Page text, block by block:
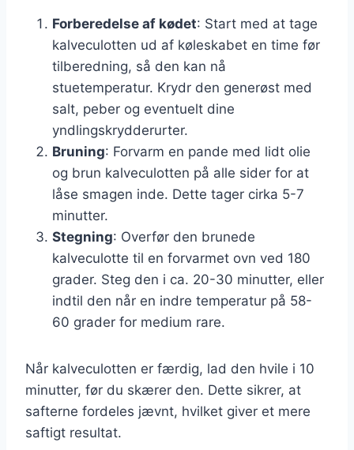
Forberedelse af kødet: Start med at tage
kalveculotten ud af køleskabet en time før
tilberedning, så den kan nå
stuetemperatur. Krydr den generøst med
salt, peber og eventuelt dine
yndlingskrydderurter.
Bruning: Forvarm en pande med lidt olie
og brun kalveculotten på alle sider for at
låse smagen inde. Dette tager cirka 5-7
minutter.
Stegning: Overfør den brunede
kalveculotte til en forvarmet ovn ved 180
grader. Steg den i ca. 20-30 minutter, eller
indtil den når en indre temperatur på 58-
60 grader for medium rare.
Når kalveculotten er færdig, lad den hvile i 10
minutter, før du skærer den. Dette sikrer, at
safterne fordeles jævnt, hvilket giver et mere
saftigt resultat.